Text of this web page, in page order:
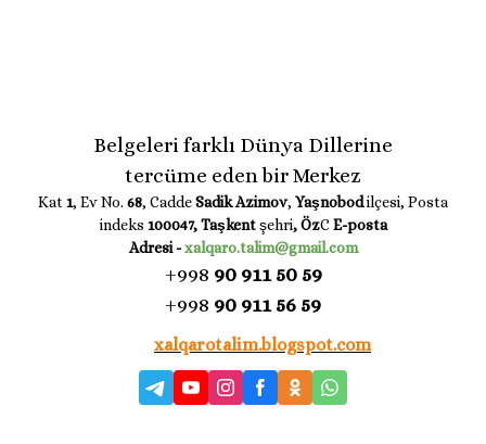
Belgeleri farklı Dünya Dillerine
tercüme eden bir Merkez
Kat 1, Ev No. 68, CaddeSadik Azimov, Yaşnobodilçesi, Posta
indeks 100047, Taşkentşehri, ÖzC E-posta
Adresi -xalqaro.talim@gmail.com
+998 90 911 50 59
+998 90 911 56 59
xalqarotalim.blogspot.com